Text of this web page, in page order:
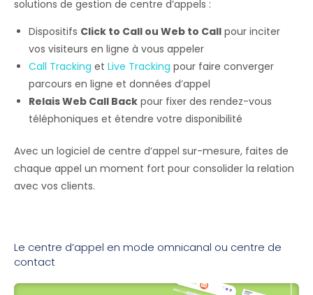
solutions de gestion de centre d’appels :
Dispositifs Click to Call ou Web to Call pour inciter
vos visiteurs en ligne à vous appeler
Call Tracking et Live Tracking pour faire converger
parcours en ligne et données d’appel
Relais Web Call Back pour fixer des rendez-vous
téléphoniques et étendre votre disponibilité
Avec un logiciel de centre d’appel sur-mesure, faites de
chaque appel un moment fort pour consolider la relation
avec vos clients.
Le centre d’appel en mode omnicanal ou centre de
contact